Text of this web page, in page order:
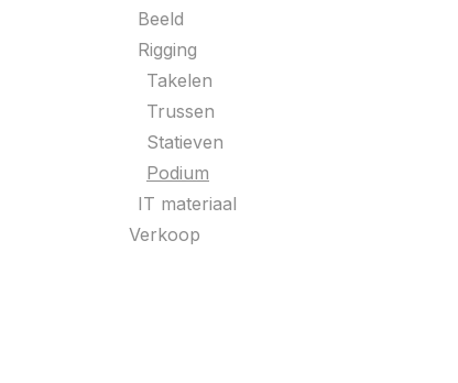
Beeld
Rigging
Takelen
Trussen
Statieven
Podium
IT materiaal
Verkoop